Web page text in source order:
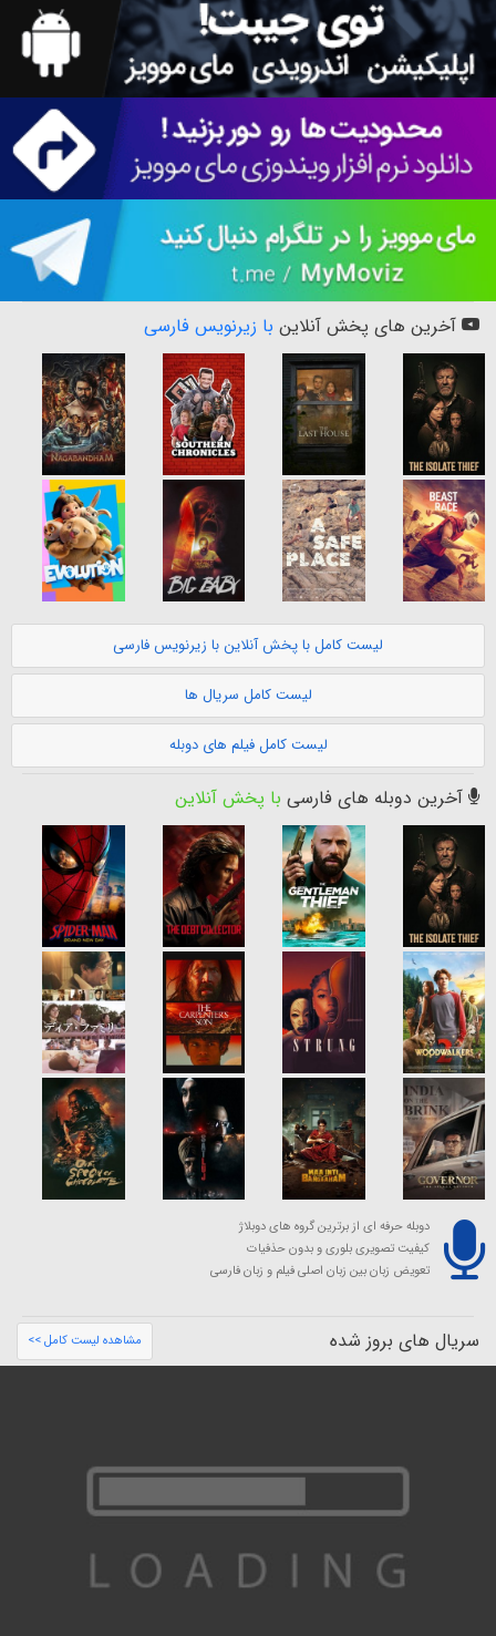
آخرین های پخش آنلاین با زیرنویس فارسی
لیست کامل با پخش آنلاین با زیرنویس فارسی
لیست کامل سریال ها
لیست کامل فیلم های دوبله
آخرین دوبله های فارسی با پخش آنلاین
دوبله حرفه ای از برترین گروه های دوبلاژ
کیفیت تصویری بلوری و بدون حذفیات
تعویض زبان بین زبان اصلی فیلم و زبان فارسی
سریال های بروز شده مشاهده لیست کامل >>